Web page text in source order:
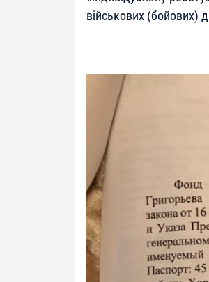
військових (бойових)